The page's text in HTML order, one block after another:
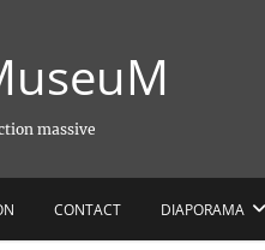
massive
CONTACT DIAPORAMA